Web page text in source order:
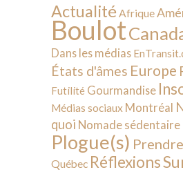
Actualité Afrique
Boulot
Dans les médias
États d'âmes Europe
Futilité Gourmandise
Médias sociaux Montréal
quoi Nomade sédentaire
Plogue(s)
Québec Réflexions